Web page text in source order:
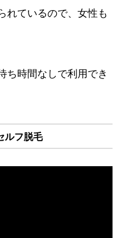
れているので、女性も
ち時間なしで利用でき
ルフ脱毛